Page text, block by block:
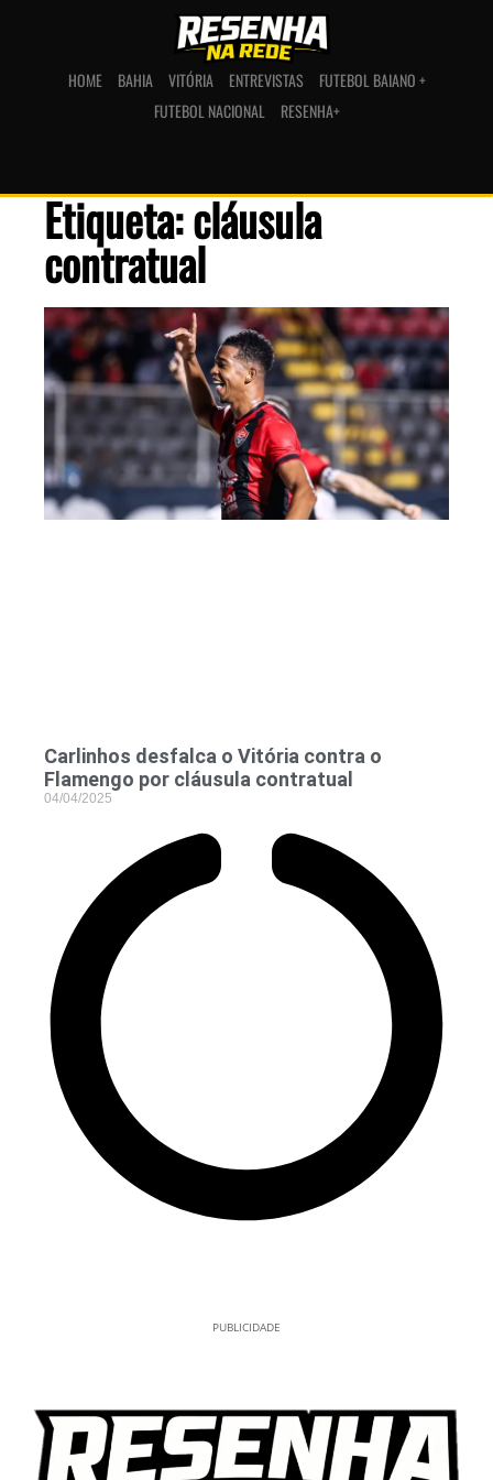
HOME BAHIA VITÓRIA ENTREVISTAS
FUTEBOL BAIANO +
FUTEBOL NACIONAL
RESENHA+
Etiqueta: cláusula
contratual
Carlinhos desfalca o Vitória contra o
Flamengo por cláusula contratual
04/04/2025
PUBLICIDADE